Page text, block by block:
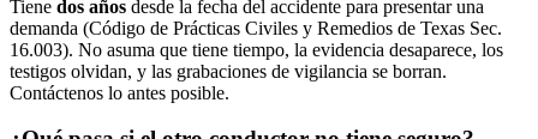
Tiene dos años desde la fecha del accidente para presentar una
demanda (Código de Prácticas Civiles y Remedios de Texas Sec.
16.003). No asuma que tiene tiempo, la evidencia desaparece, los
testigos olvidan, y las grabaciones de vigilancia se borran.
Contáctenos lo antes posible.